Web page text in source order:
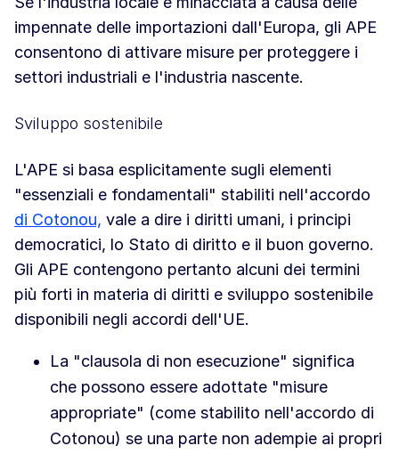
impennate delle importazioni dall'Europa, gli APE
consentono di attivare misure per proteggere i
settori industriali e l'industria nascente.
Sviluppo sostenibile
L'APE si basa esplicitamente sugli elementi
"essenziali e fondamentali" stabiliti nell'accordo
di Cotonou, vale a dire i diritti umani, i principi
democratici, lo Stato di diritto e il buon governo.
Gli APE contengono pertanto alcuni dei termini
più forti in materia di diritti e sviluppo sostenibile
disponibili negli accordi dell'UE.
La "clausola di non esecuzione" significa
che possono essere adottate "misure
appropriate" (come stabilito nell'accordo di
Cotonou) se una parte non adempie ai propri